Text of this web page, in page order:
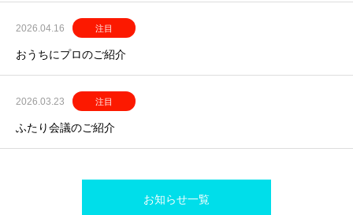
2026.04.16 注目
おうちにプロのご紹介
2026.03.23 注目
ふたり会議のご紹介
お知らせ一覧